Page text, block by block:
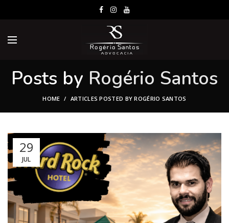
Posts by Rogério Santos
HOME ARTICLES POSTED BY ROGÉRIO SANTOS
29
JUL